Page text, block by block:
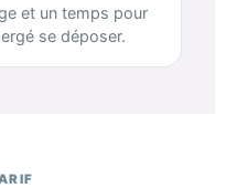
et un temps pour
se déposer.